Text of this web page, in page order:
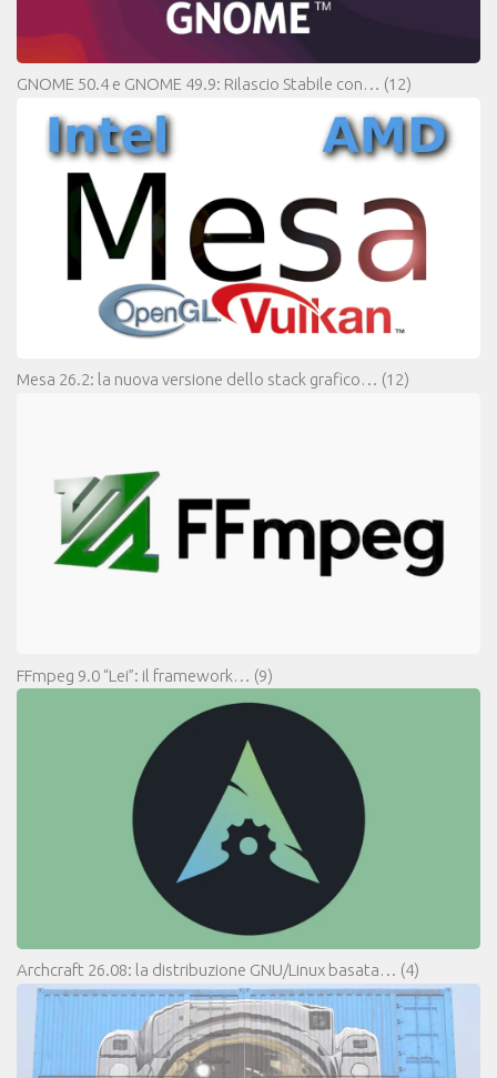
GNOME 50.4 e GNOME 49.9: Rilascio Stabile con… (12)
Mesa 26.2: la nuova versione dello stack grafico… (12)
FFmpeg 9.0 “Lei”: il framework… (9)
Archcraft 26.08: la distribuzione GNU/Linux basata… (4)